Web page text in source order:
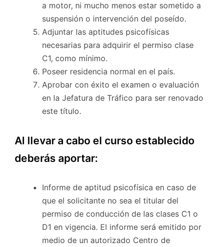
a motor, ni mucho menos estar sometido a
suspensión o intervención del poseído.
Adjuntar las aptitudes psicofísicas
necesarias para adquirir el permiso clase
C1, como mínimo.
Poseer residencia normal en el país.
Aprobar con éxito el examen o evaluación
en la Jefatura de Tráfico para ser renovado
este título.
Al llevar a cabo el curso establecido
deberás aportar:
Informe de aptitud psicofísica en caso de
que el solicitante no sea el titular del
permiso de conducción de las clases C1 o
D1 en vigencia. El informe será emitido por
medio de un autorizado Centro de